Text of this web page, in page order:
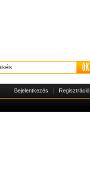
Bejelentkezés Regisztráció